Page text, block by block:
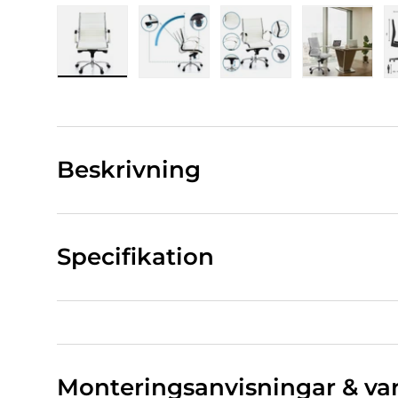
Beskrivning
Specifikation
Monteringsanvisningar &